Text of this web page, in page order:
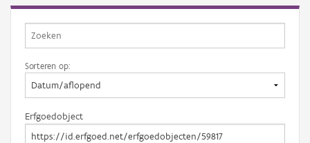
Sorteren op:
Erfgoedobject